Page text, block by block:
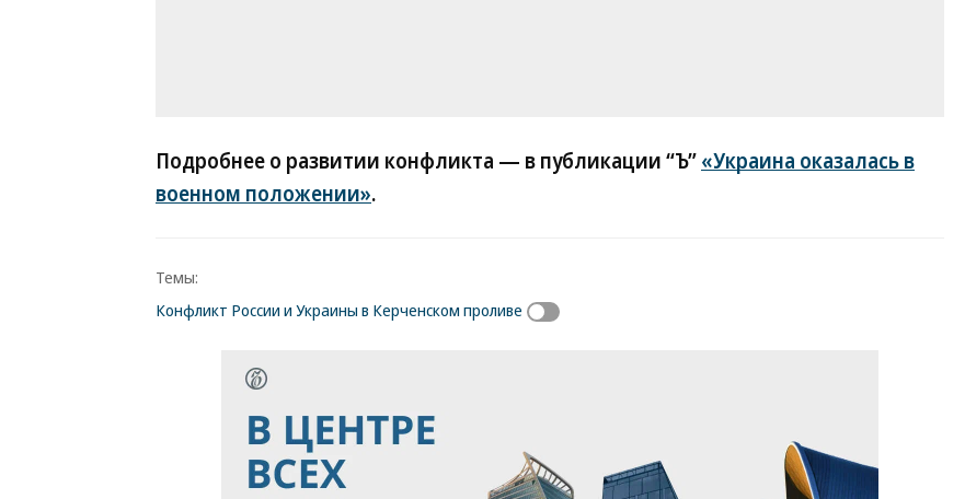
Подробнее о развитии конфликта — в публикации “Ъ”«Украина оказалась в
военном положении».
Темы:
Конфликт России и Украины в Керченском проливе